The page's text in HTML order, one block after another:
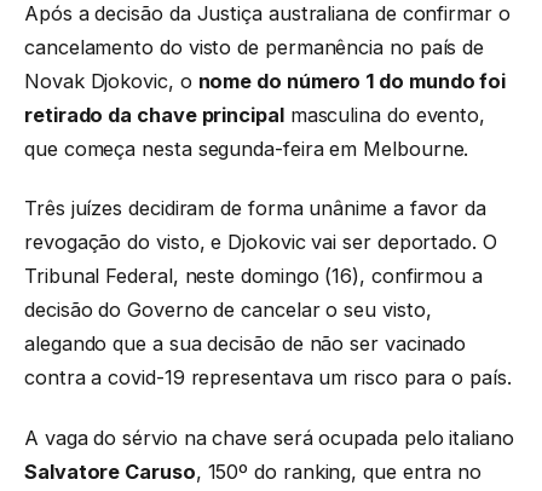
Após a decisão da Justiça australiana de confirmar o
cancelamento do visto de permanência no país de
Novak Djokovic, o nome do número 1 do mundo foi
retirado da chave principalmasculina do evento,
que começa nesta segunda-feira em Melbourne.
Três juízes decidiram de forma unânime a favor da
revogação do visto, e Djokovic vai ser deportado. O
Tribunal Federal, neste domingo (16), confirmou a
decisão do Governo de cancelar o seu visto,
alegando que a sua decisão de não ser vacinado
contra a covid-19 representava um risco para o país.
A vaga do sérvio na chave será ocupada pelo italiano
Salvatore Caruso, 150º do ranking, que entra no